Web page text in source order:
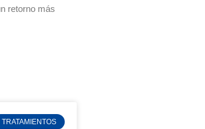
retorno más
TRATAMIENTOS